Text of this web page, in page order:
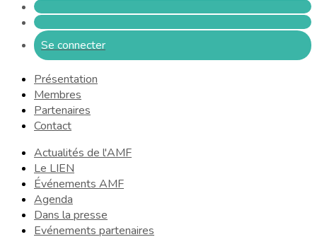
Se connecter
Présentation
Membres
Partenaires
Contact
Actualités de l'AMF
Le LIEN
Événements AMF
Agenda
Dans la presse
Evénements partenaires